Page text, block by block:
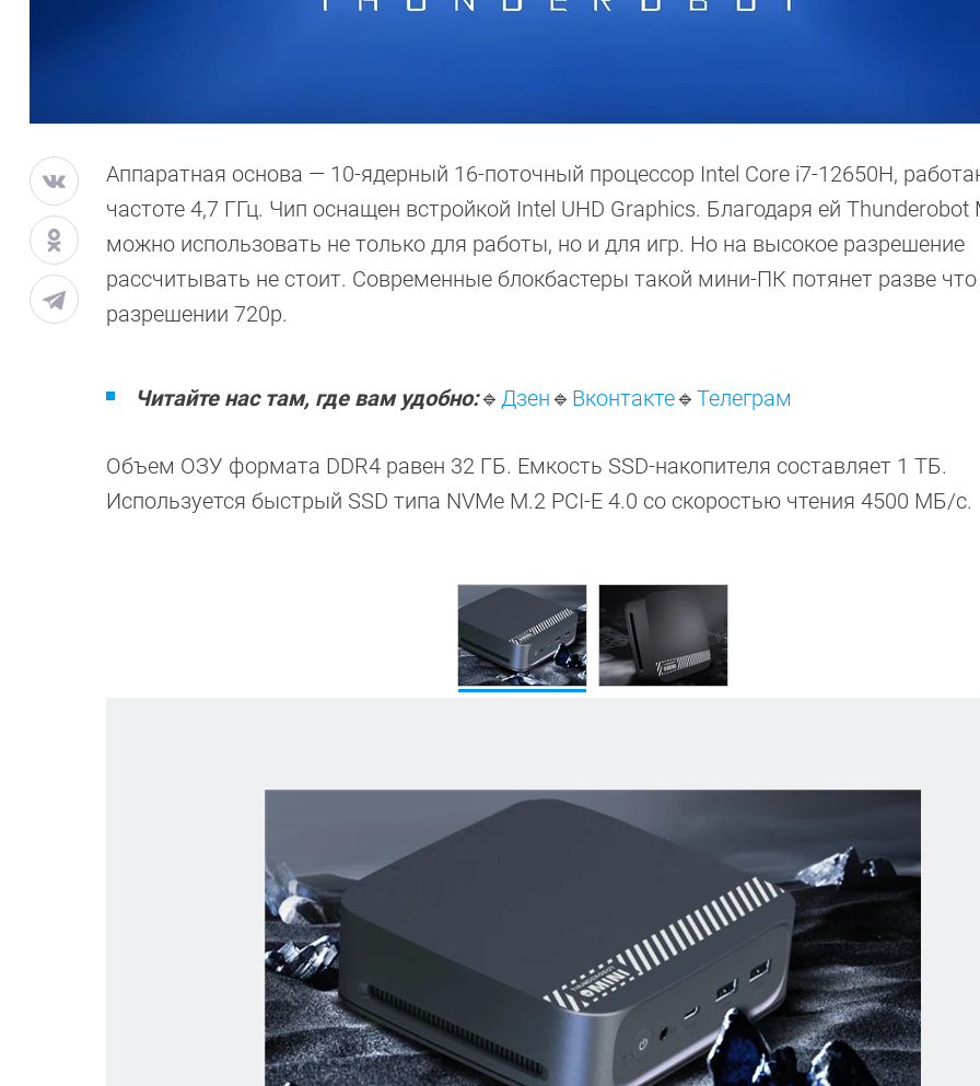
Аппаратная основа — 10-ядерный 16-поточный процессор Intel Core i7-12650H,
частоте 4,7 ГГц. Чип оснащен встройкой Intel UHD Graphics. Благодаря ей Thunderobot
можно использовать не только для работы, но и для игр. Но на высокое разрешение
рассчитывать не стоит. Современные блокбастеры такой мини-ПК потянет разве
разрешении 720p.
Читайте нас там, где вам удобно:🔹 Дзен🔹 Вконтакте🔹 Телеграм
Объем ОЗУ формата DDR4 равен 32 ГБ. Емкость SSD-накопителя составляет 1 ТБ.
Используется быстрый SSD типа NVMe M.2 PCI-E 4.0 со скоростью чтения 4500 МБ/с.